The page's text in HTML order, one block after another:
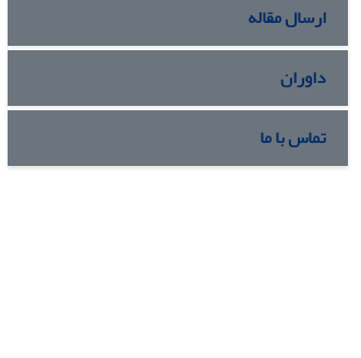
ارسال مقاله
داوران
تماس با ما